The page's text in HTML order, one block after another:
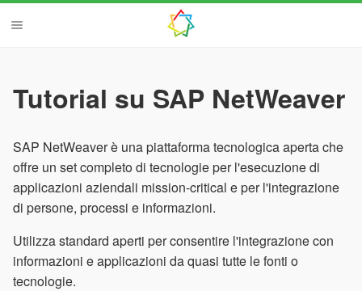
Tutorial su SAP NetWeaver
SAP NetWeaver è una piattaforma tecnologica aperta che
offre un set completo di tecnologie per l'esecuzione di
applicazioni aziendali mission-critical e per l'integrazione
di persone, processi e informazioni.
Utilizza standard aperti per consentire l'integrazione con
informazioni e applicazioni da quasi tutte le fonti o
tecnologie.